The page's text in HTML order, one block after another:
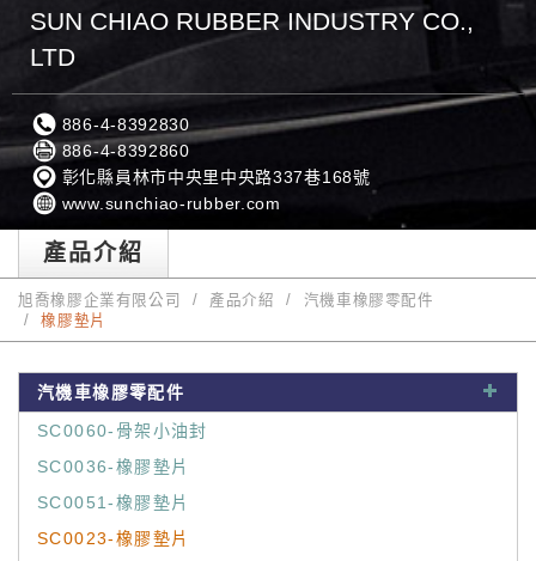
SUN CHIAO RUBBER INDUSTRY CO.,
LTD
886-4-8392830
886-4-8392860
彰化縣員林市中央里中央路337巷168號
www.sunchiao-rubber.com
產品介紹
旭喬橡膠企業有限公司 產品介紹
汽機車橡膠零配件
橡膠墊片
汽機車橡膠零配件
SC0060-骨架小油封
SC0036-橡膠墊片
SC0051-橡膠墊片
SC0023-橡膠墊片